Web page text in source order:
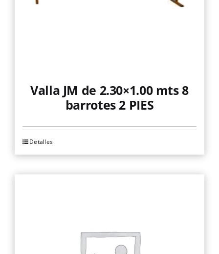
Valla JM de 2.30×1.00 mts 8
barrotes 2 PIES
Detalles